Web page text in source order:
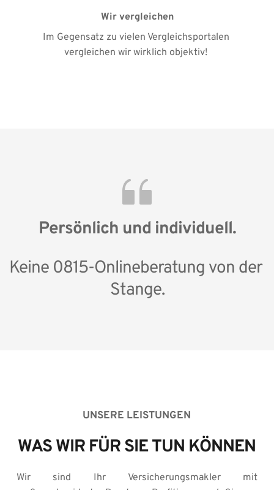
Wir vergleichen
﻿Im Gegensatz zu vielen Vergleichsportalen
vergleichen wir wirklich objektiv!
Persönlich und individuell.
Keine 0815-Onlineberatung von der
Stange.
UNSERE LEISTUNGEN
WAS WIR FÜR SIE TUN KÖNNEN
Wir sind Ihr Versicherungsmakler mit